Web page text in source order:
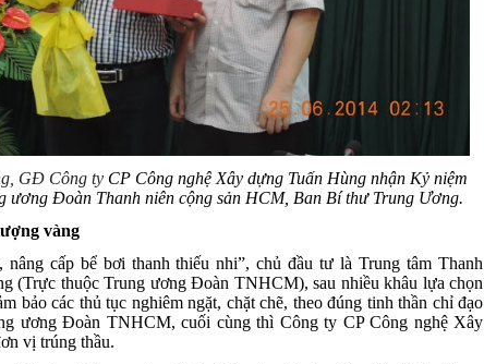
GĐ Công ty CP Công nghệ Xây dựng Tuấn Hùng nhận Kỷ niệm
ương Đoàn Thanh niên cộng sản HCM, Ban Bí thư Trung Ương.
vàng
nâng cấp bể bơi thanh thiếu nhi”, chủ đầu tư là Trung tâm Thanh
(Trực thuộc Trung ương Đoàn TNHCM), sau nhiều khâu lựa chọn
bảo các thủ tục nghiêm ngặt, chặt chẽ, theo đúng tinh thần chỉ đạo
ương Đoàn TNHCM, cuối cùng thì Công ty CP Công nghệ Xây
vị trúng thầu.